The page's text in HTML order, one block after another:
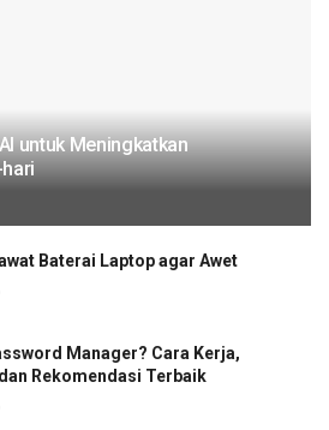
untuk Meningkatkan
Baterai Laptop agar Awet
Manager? Cara Kerja,
Rekomendasi Terbaik